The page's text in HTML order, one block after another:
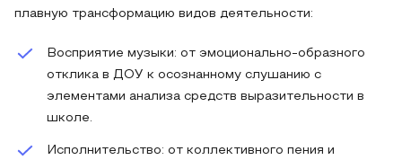
плавную трансформацию видов деятельности:
Восприятие музыки: от эмоционально-образного
отклика в ДОУ к осознанному слушанию с
элементами анализа средств выразительности в
школе.
Исполнительство: от коллективного пения и